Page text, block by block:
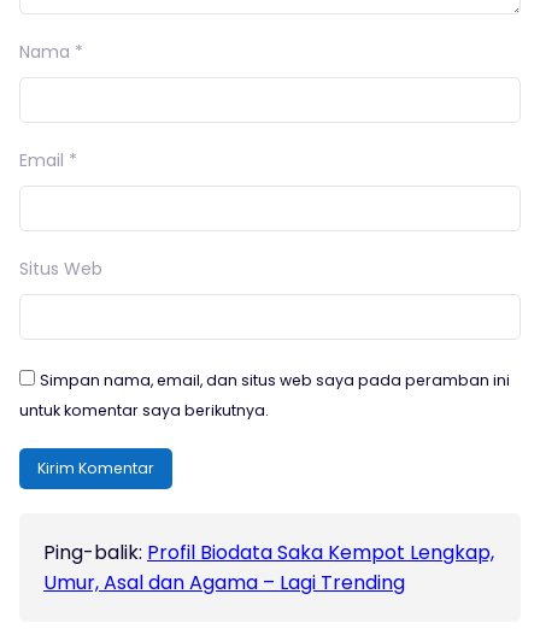
Nama *
Email *
Situs Web
Simpan nama, email, dan situs web saya pada peramban ini
untuk komentar saya berikutnya.
Ping-balik: Profil Biodata Saka Kempot Lengkap,
Umur, Asal dan Agama – Lagi Trending